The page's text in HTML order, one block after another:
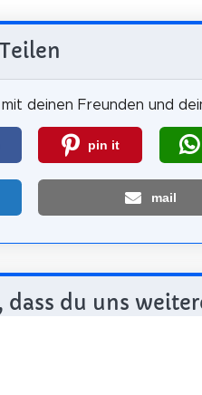
Teilen
deinen Freunden und
pin it
mail
du uns